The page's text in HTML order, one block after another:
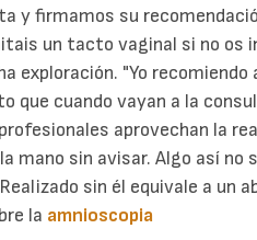
y firmamos su
un tacto vaginal si no os
exploración. "Yo recomiendo
que cuando vayan a la
aprovechan la
sin avisar. Algo así no
sin él equivale a un
la amnioscopia